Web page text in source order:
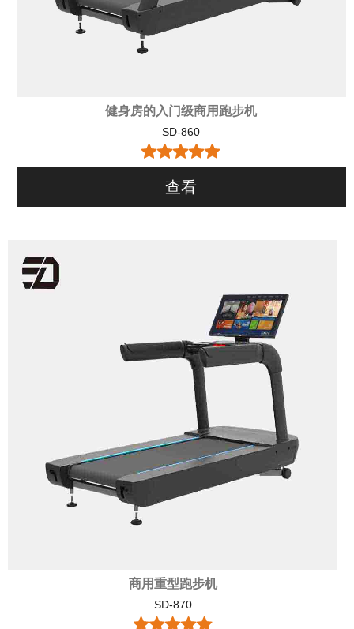
健身房的入门级商用跑步机
SD-860
查看
商用重型跑步机
SD-870